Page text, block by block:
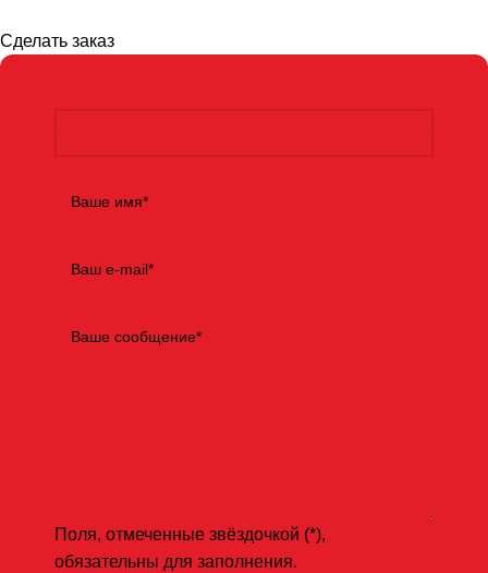
Сделать заказ
Поля, отмеченные звёздочкой (*),
обязательны для заполнения.